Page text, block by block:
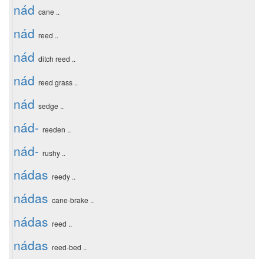
nád cane ..
nád reed ..
nád ditch reed ..
nád reed grass ..
nád sedge ..
nád- reeden ..
nád- rushy ..
nádas reedy ..
nádas cane-brake ..
nádas reed ..
nádas reed-bed ..